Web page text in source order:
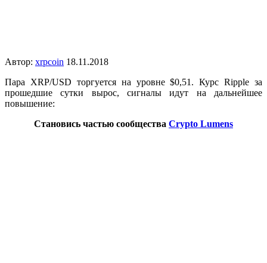
Автор: xrpcoin 18.11.2018
Пара XRP/USD торгуется на уровне $0,51. Курс Ripple за
прошедшие сутки вырос, сигналы идут на дальнейшее
повышение:
Становись частью сообщества Crypto Lumens